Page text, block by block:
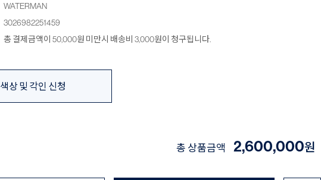
WATERMAN
3026982251459
총 결제금액이 50,000원 미만시 배송비 3,000원이 청구됩니다.
색상 및 각인 신청
총 상품금액 2,600,000원